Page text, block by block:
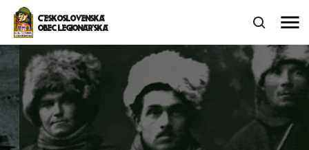
ČESKOSLOVENSKÁ
OBEC LEGIONÁŘSKÁ
menu